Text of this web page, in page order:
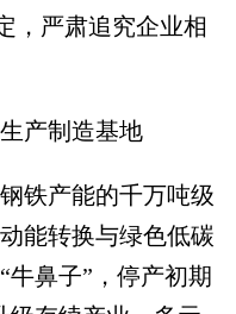
，严肃追究企业相
产制造基地
产能的千万吨级
能转换与绿色低碳
牛鼻子”，停产初期